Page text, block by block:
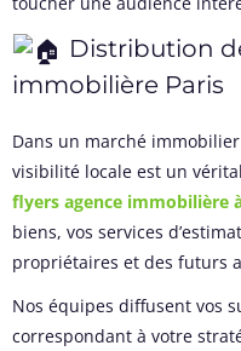
Distribution
immobilière Paris
Dans un marché
visibilité locale est un
flyers agence immobilière
biens, vos services
propriétaires et des futurs
Nos équipes diffusent vos
correspondant à votre